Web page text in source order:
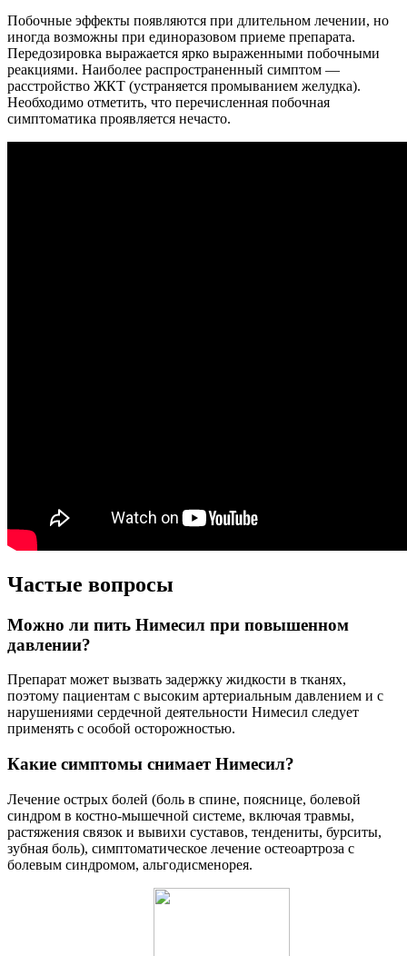
Побочные эффекты появляются при длительном лечении, но
иногда возможны при единоразовом приеме препарата.
Передозировка выражается ярко выраженными побочными
реакциями. Наиболее распространенный симптом —
расстройство ЖКТ (устраняется промыванием желудка).
Необходимо отметить, что перечисленная побочная
симптоматика проявляется нечасто.
Частые вопросы
Можно ли пить Нимесил при повышенном
давлении?
Препарат может вызвать задержку жидкости в тканях,
поэтому пациентам с высоким артериальным давлением и с
нарушениями сердечной деятельности Нимесил следует
применять с особой осторожностью.
Какие симптомы снимает Нимесил?
Лечение острых болей (боль в спине, пояснице, болевой
синдром в костно-мышечной системе, включая травмы,
растяжения связок и вывихи суставов, тендениты, бурситы,
зубная боль), симптоматическое лечение остеоартроза с
болевым синдромом, альгодисменорея.